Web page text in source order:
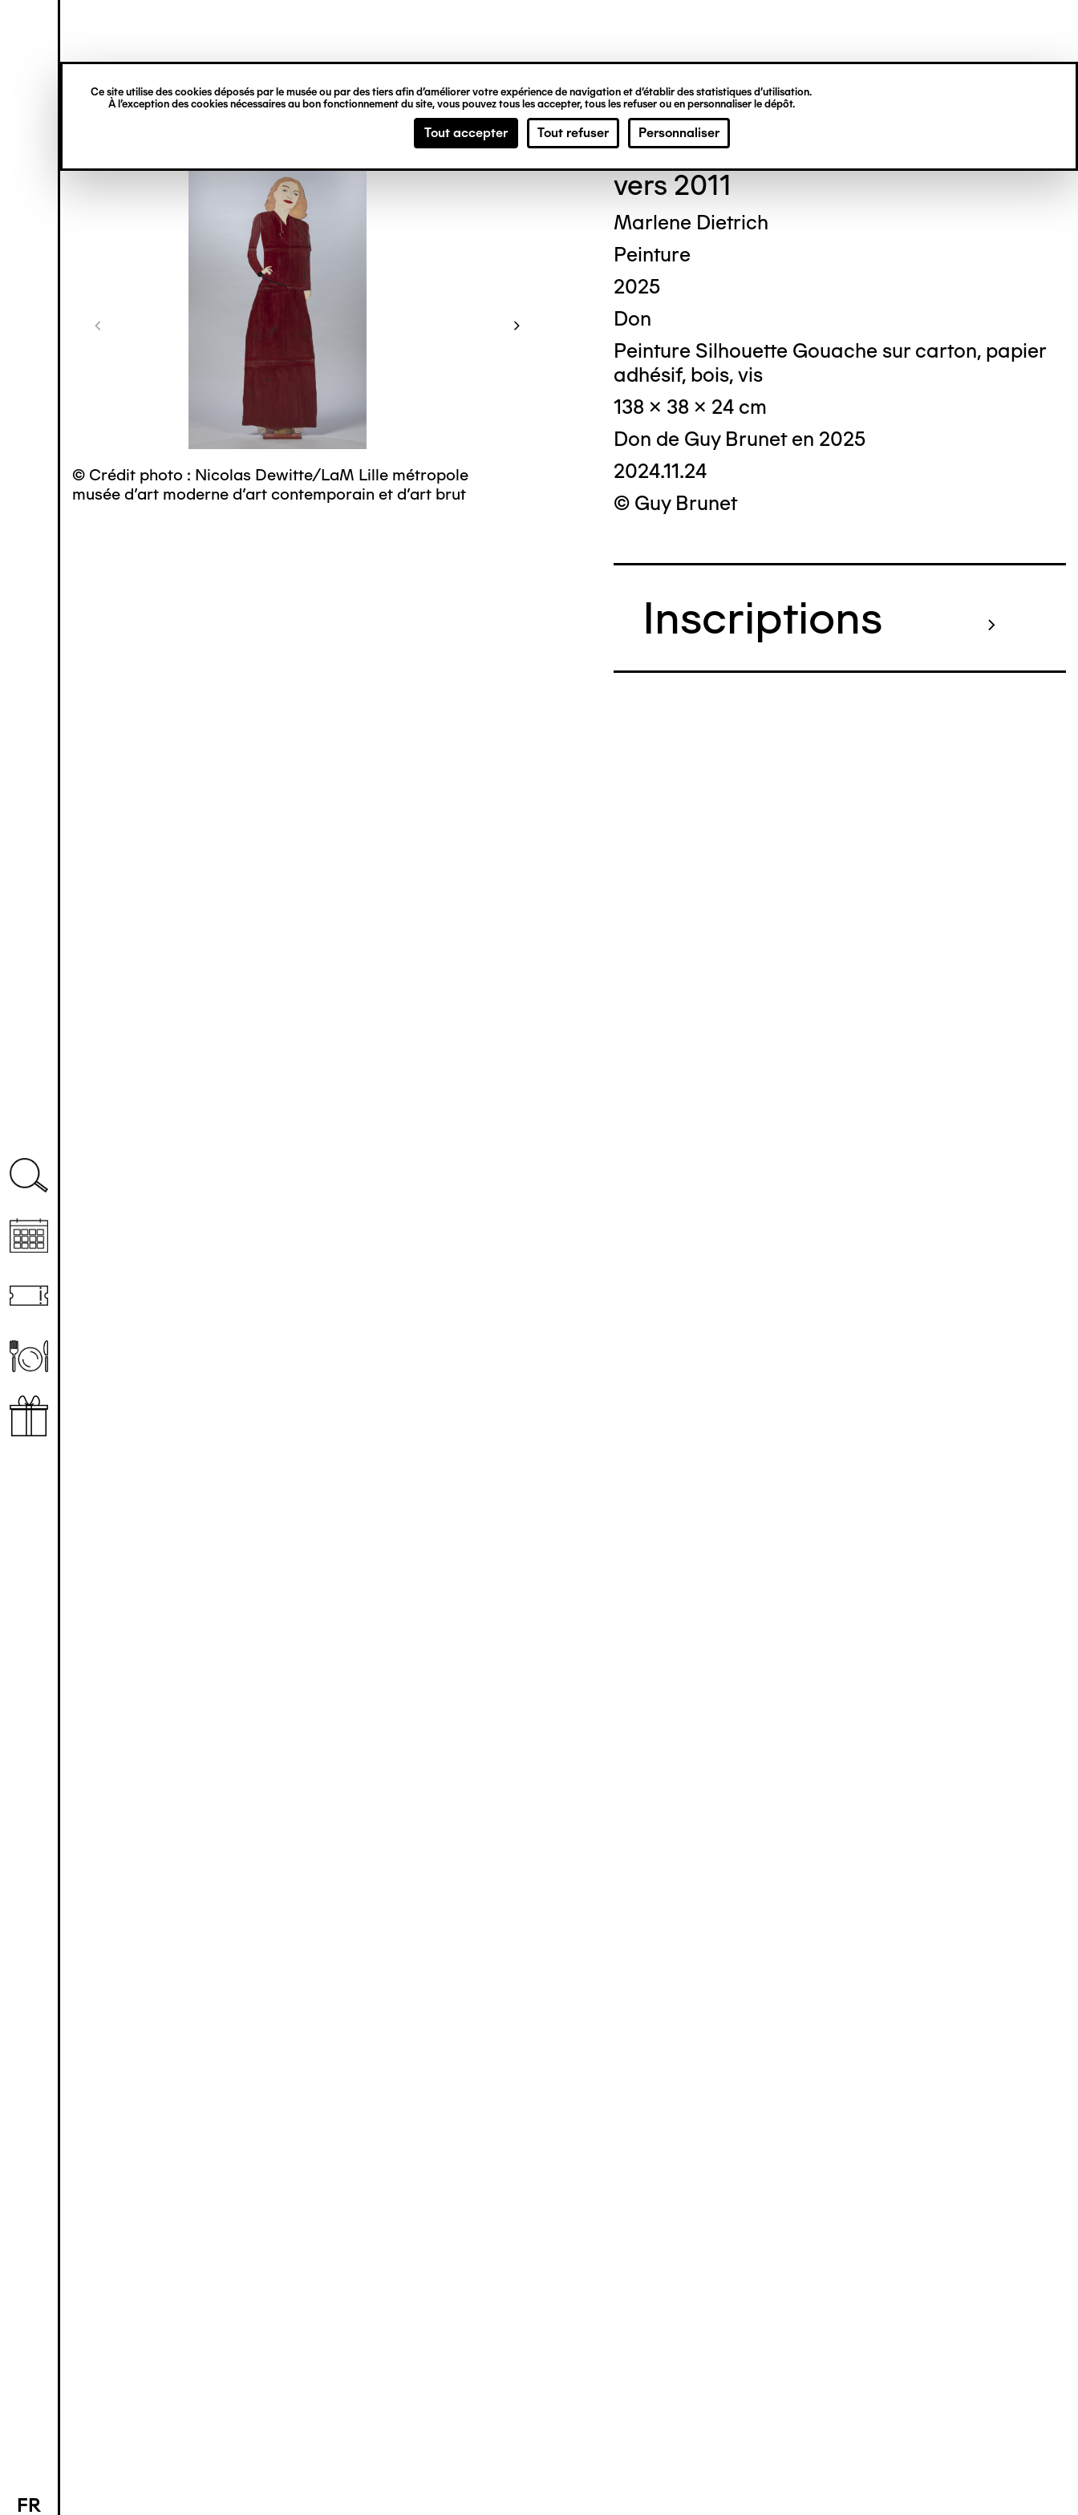
Ce site utilise des cookies déposés par le musée ou par des tiers afin d’améliorer votre expérience de navigation et d’établir des statistiques d’utilisation.
À l’exception des cookies nécessaires au bon fonctionnement du site, vous pouvez tous les accepter, tous les refuser ou en personnaliser le dépôt.
Tout accepter Tout refuser Personnaliser
principal
verticale
FR
EN
© Crédit photo : Nicolas Dewitte/LaM Lille métropole
musée d’art moderne d’art contemporain et d’art brut
© Crédit photo : Nicolas Dewitte/LaM Lille métropole
musée d’art moderne d’art contemporain et d’art brut
Guy BRUNET
vers 2011
Marlene Dietrich
Peinture
2025
Don
Peinture Silhouette Gouache sur carton, papier
adhésif, bois, vis
138 x 38 x 24 cm
Don de Guy Brunet en 2025
2024.11.24
© Guy Brunet
Inscriptions